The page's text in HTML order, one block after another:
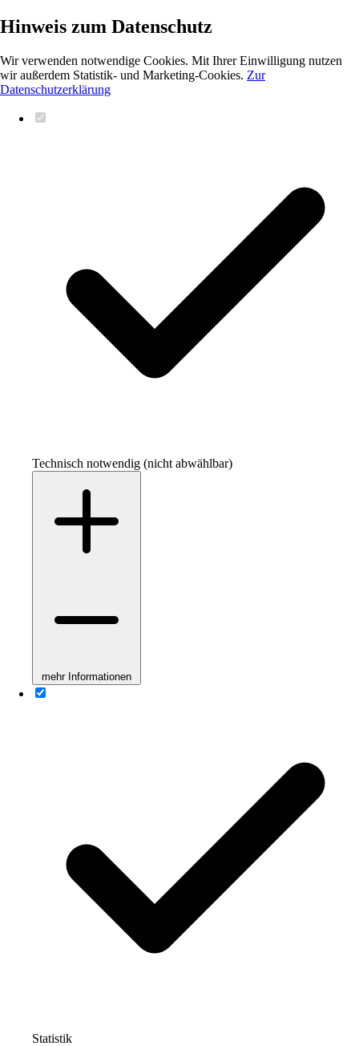
Hinweis zum Datenschutz
Wir verwenden notwendige Cookies. Mit Ihrer Einwilligung nutzen
wir außerdem Statistik- und Marketing-Cookies. Zur
Datenschutzerklärung
Technisch notwendig (nicht abwählbar)
mehr Informationen
Statistik